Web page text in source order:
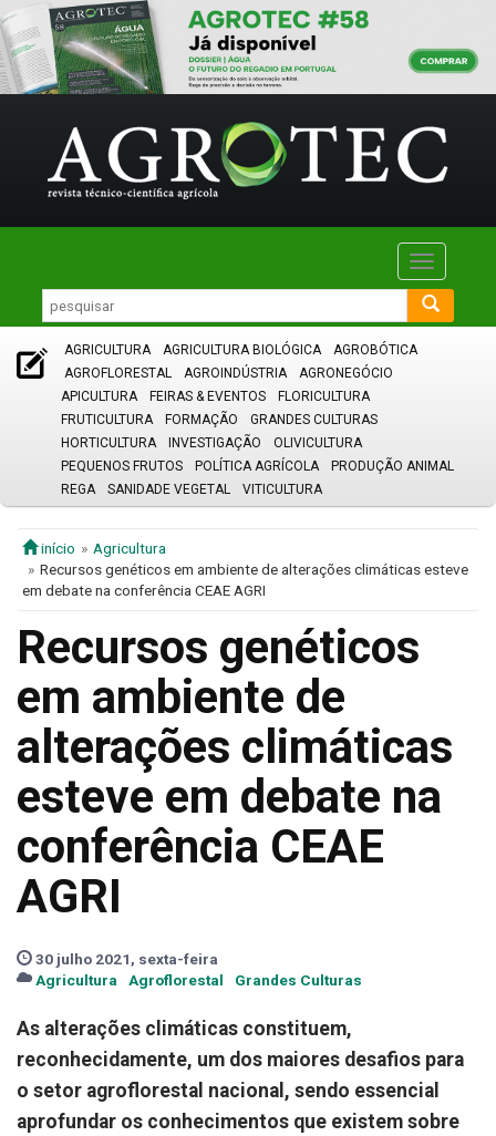
Toggle
AGRICULTURA AGRICULTURA BIOLÓGICA
AGROBÓTICA
AGROFLORESTAL
AGROINDÚSTRIA
AGRONEGÓCIO
APICULTURA
FEIRAS & EVENTOS
FLORICULTURA
FRUTICULTURA
FORMAÇÃO
GRANDES CULTURAS
HORTICULTURA
INVESTIGAÇÃO
OLIVICULTURA
PEQUENOS FRUTOS
POLÍTICA AGRÍCOLA
PRODUÇÃO ANIMAL
REGA
SANIDADE VEGETAL VITICULTURA
início
Agricultura
Recursos genéticos em ambiente de alterações climáticas esteve
em debate na conferência CEAE AGRI
Recursos genéticos
em ambiente de
alterações climáticas
esteve em debate na
conferência CEAE
AGRI
30 julho 2021, sexta-feira
Agricultura
Agroflorestal Grandes Culturas
As alterações climáticas constituem,
reconhecidamente, um dos maiores desafios para
o setor agroflorestal nacional, sendo essencial
aprofundar os conhecimentos que existem sobre